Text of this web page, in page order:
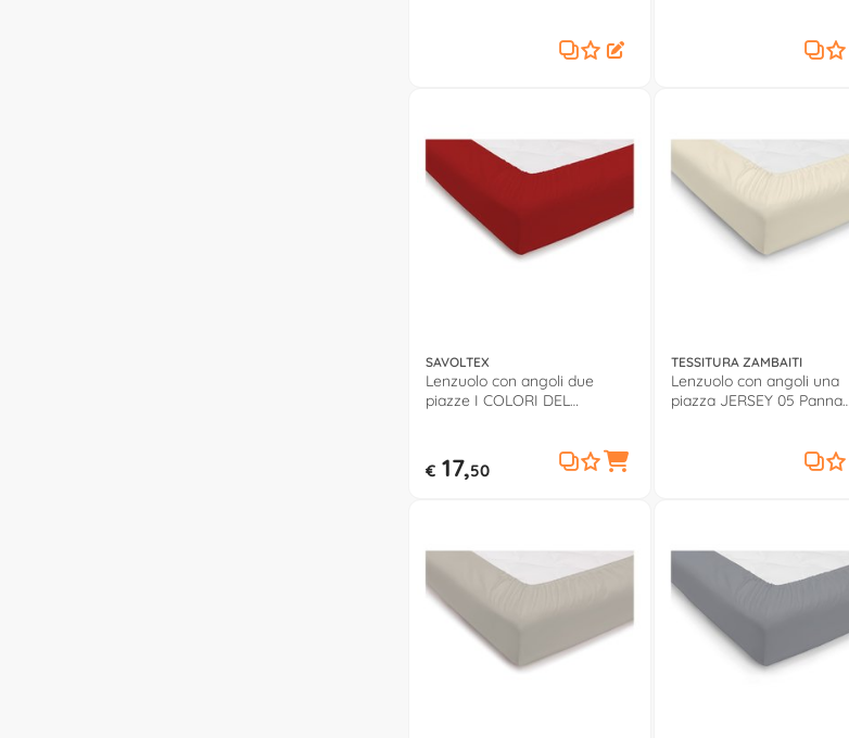
SAVOLTEX
Lenzuolo con angoli due
piazze I COLORI DEL
€17,50
TESSITURA ZAMBAITI
Lenzuolo con angoli una
piazza JERSEY 05 Panna